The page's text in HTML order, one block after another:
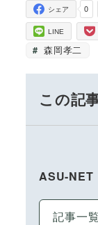
0
シェア
LINE
森岡孝二
この記
ASU-NET
記事一覧